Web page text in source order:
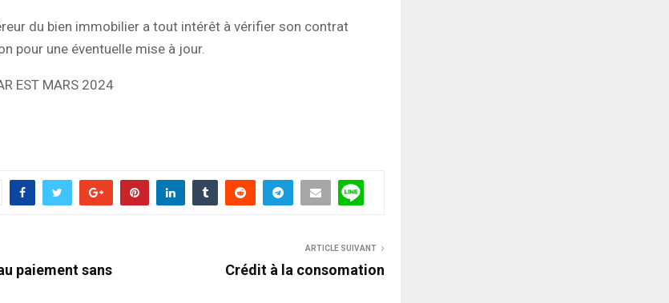
du bien immobilier a tout intérêt à vérifier son contrat
pour une éventuelle mise à jour.
EST MARS 2024
paiement sans
ARTICLE SUIVANT
Crédit à la consomation